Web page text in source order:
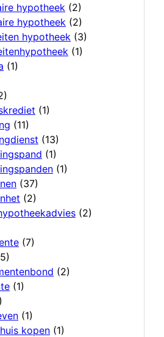
hypotheek (2)
hypotheek (2)
hypotheek (3)
(1)
(1)
(1)
(11)
(13)
(1)
(1)
(37)
(2)
(2)
(7)
(2)
(1)
(1)
kopen (1)